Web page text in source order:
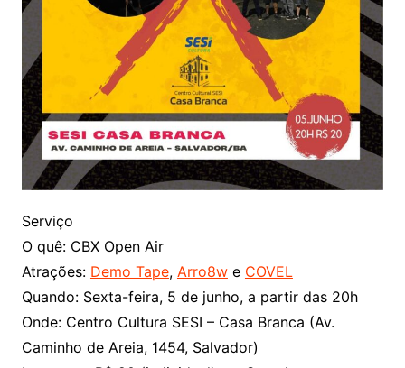
Serviço
O quê: CBX Open Air
Atrações: Demo Tape, Arro8we COVEL
Quando: Sexta-feira, 5 de junho, a partir das 20h
Onde: Centro Cultura SESI – Casa Branca (Av.
Caminho de Areia, 1454, Salvador)